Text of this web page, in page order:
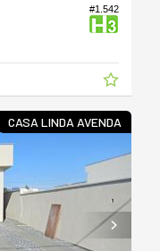
#1.542
CASA LINDA AVENDA